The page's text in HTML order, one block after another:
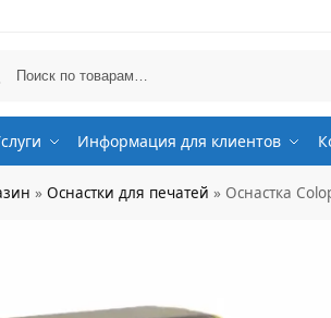
Информация для клиентов
»Оснастки для печатей » Оснастка